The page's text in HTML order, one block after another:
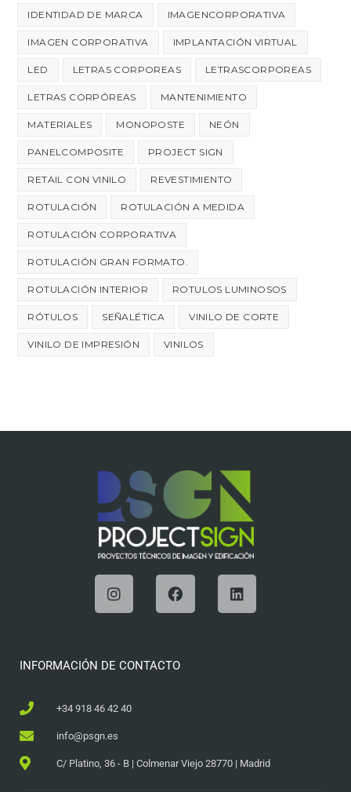
IDENTIDAD DE MARCA IMAGENCORPORATIVA
IMAGEN CORPORATIVA IMPLANTACIÓN VIRTUAL
LED LETRAS CORPOREAS LETRASCORPOREAS
LETRAS CORPÓREAS MANTENIMIENTO
MATERIALES MONOPOSTE NEÓN
PANELCOMPOSITE PROJECT SIGN
RETAIL CON VINILO REVESTIMIENTO
ROTULACIÓN ROTULACIÓN A MEDIDA
ROTULACIÓN CORPORATIVA
ROTULACIÓN GRAN FORMATO.
ROTULACIÓN INTERIOR ROTULOS LUMINOSOS
RÓTULOS SEÑALÉTICA VINILO DE CORTE
VINILO DE IMPRESIÓN VINILOS
INFORMACIÓN DE CONTACTO
+34 918 46 42 40
info@psgn.es
C/ Platino, 36 - B | Colmenar Viejo 28770 | Madrid